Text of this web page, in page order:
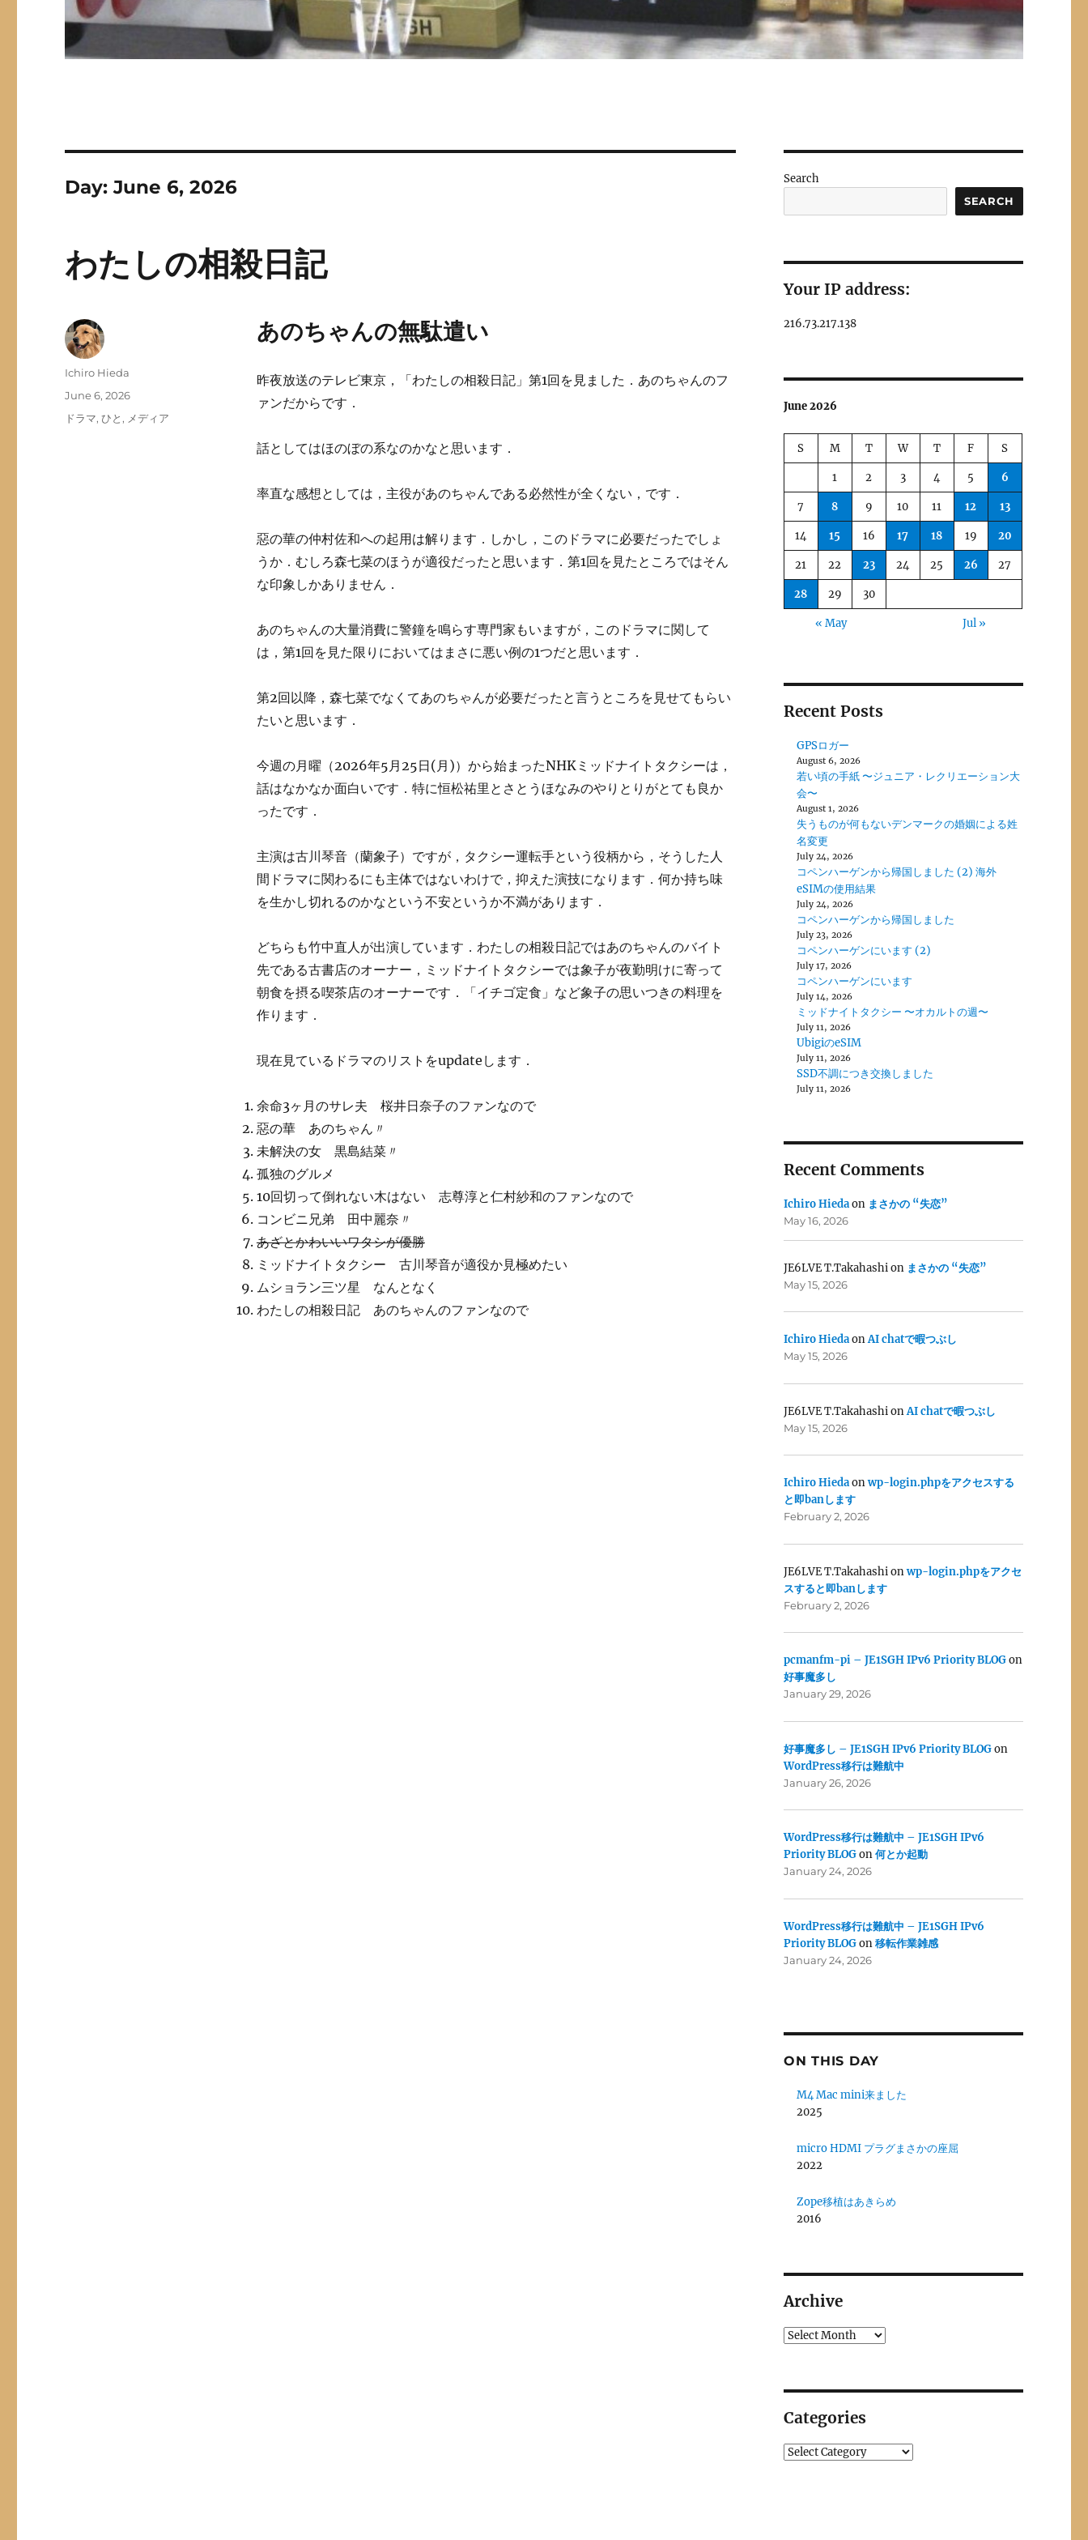
Day:June 6, 2026
わたしの相殺日記
あのちゃんの無駄遣い
昨夜放送のテレビ東京，「わたしの相殺日記」第1回を見ました．あのちゃんのフ
ァンだからです．
話としてはほのぼの系なのかなと思います．
率直な感想としては，主役があのちゃんである必然性が全くない，です．
惡の華の仲村佐和への起用は解ります．しかし，このドラマに必要だったでしょ
うか．むしろ森七菜のほうが適役だったと思います．第1回を見たところではそん
な印象しかありません．
あのちゃんの大量消費に警鐘を鳴らす専門家もいますが，このドラマに関して
は，第1回を見た限りにおいてはまさに悪い例の1つだと思います．
第2回以降，森七菜でなくてあのちゃんが必要だったと言うところを見せてもらい
たいと思います．
今週の月曜（2026年5月25日(月)）から始まったNHKミッドナイトタクシーは，
話はなかなか面白いです．特に恒松祐里とさとうほなみのやりとりがとても良か
ったです．
主演は古川琴音（蘭象子）ですが，タクシー運転手という役柄から，そうした人
間ドラマに関わるにも主体ではないわけで，抑えた演技になります．何か持ち味
を生かし切れるのかなという不安というか不満があります．
どちらも竹中直人が出演しています．わたしの相殺日記ではあのちゃんのバイト
先である古書店のオーナー，ミッドナイトタクシーでは象子が夜勤明けに寄って
朝食を摂る喫茶店のオーナーです．「イチゴ定食」など象子の思いつきの料理を
作ります．
現在見ているドラマのリストをupdateします．
余命3ヶ月のサレ夫 桜井日奈子のファンなので
惡の華 あのちゃん〃
未解決の女 黒島結菜〃
孤独のグルメ
10回切って倒れない木はない 志尊淳と仁村紗和のファンなので
コンビニ兄弟 田中麗奈〃
あざとかわいいワタシが優勝
ミッドナイトタクシー 古川琴音が適役か見極めたい
ムショラン三ツ星 なんとなく
わたしの相殺日記 あのちゃんのファンなので
Author
Ichiro Hieda
Posted
on
June 6, 2026
Categories
ドラマ,ひと , メディア
Search
SEARCH
Your IP address:
216.73.217.138
June 2026
S M T W T F S
1 2 3 4 5 6
7 8 9 10 11 12 13
14 15 16 17 18 19 20
21 22 23 24 25 26 27
28 29 30
« May Jul »
Recent Posts
GPSロガー
August 6, 2026
若い頃の手紙 〜ジュニア・レクリエーション大
会〜
August 1, 2026
失うものが何もないデンマークの婚姻による姓
名変更
July 24, 2026
コペンハーゲンから帰国しました (2) 海外
eSIMの使用結果
July 24, 2026
コペンハーゲンから帰国しました
July 23, 2026
コペンハーゲンにいます (2)
July 17, 2026
コペンハーゲンにいます
July 14, 2026
ミッドナイトタクシー 〜オカルトの週〜
July 11, 2026
UbigiのeSIM
July 11, 2026
SSD不調につき交換しました
July 11, 2026
Recent Comments
Ichiro Hiedaon まさかの “失恋”
May 16, 2026
JE6LVE T.Takahashion まさかの “失恋”
May 15, 2026
Ichiro HiedaonAI chatで暇つぶし
May 15, 2026
JE6LVE T.TakahashionAI chatで暇つぶし
May 15, 2026
Ichiro Hiedaonwp-login.phpをアクセスする
と即banします
February 2, 2026
JE6LVE T.Takahashionwp-login.phpをアクセ
スすると即banします
February 2, 2026
pcmanfm-pi – JE1SGH IPv6 Priority BLOGon
好事魔多し
January 29, 2026
好事魔多し – JE1SGH IPv6 Priority BLOGon
WordPress移行は難航中
January 26, 2026
WordPress移行は難航中 – JE1SGH IPv6
Priority BLOGon何とか起動
January 24, 2026
WordPress移行は難航中 – JE1SGH IPv6
Priority BLOGon移転作業雑感
January 24, 2026
ON THIS DAY
M4 Mac mini来ました
2025
micro HDMI プラグまさかの座屈
2022
Zope移植はあきらめ
2016
Archive
Archives
Categories
Categories